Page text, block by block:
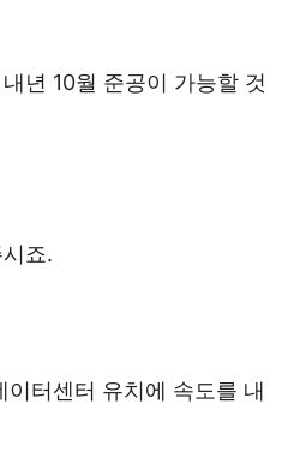
년 10월 준공이 가능할 것
죠.
터센터 유치에 속도를 내